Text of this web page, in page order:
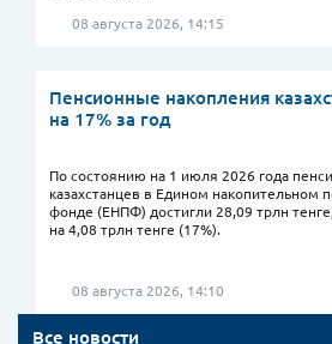
Все новости
08 августа 2026, 14:15
Пенсионные накопления
на 17% за год
По состоянию на 1 июля 2026 года
казахстанцев в Едином накопительном
фонде (ЕНПФ) достигли 28,09 трлн
на 4,08 трлн тенге (17%).
08 августа 2026, 14:10